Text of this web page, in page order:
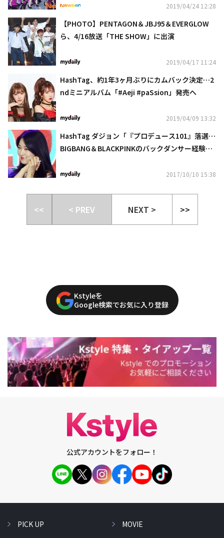
2019/04/24 12:28
【PHOTO】PENTAGON＆JBJ95＆EVERGLOW
ら、4/16放送「THE SHOW」に出演
2019/04/17 11:24
HashTag、約1年3ヶ月ぶりにカムバック決定…2
ndミニアルバム「#Aeji #paSsion」発売へ
2019/04/09 13:32
HashTag ダジョン「『プロデュース101』落選…
BIGBANG＆BLACKPINKのバックダンサー経験
2017/10/10 15:38
<< < PREV NEXT > >>
Kstyleを
Google検索でお気に入り登録
公式アカウントをフォロー！
PICK UP MOVIE